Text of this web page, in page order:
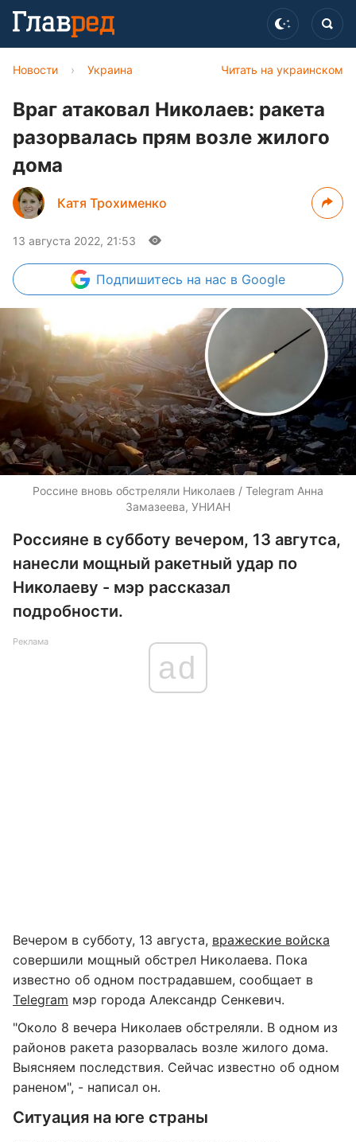
Читать на украинском
Новости › Украина
Враг атаковал Николаев: ракета
разорвалась прям возле жилого
дома
Катя Трохименко
13 августа 2022, 21:53
Подпишитесь на нас в Google
Россине вновь обстреляли Николаев / Telegram Анна
Замазеева, УНИАН
Россияне в субботу вечером, 13 авгутса,
нанесли мощный ракетный удар по
Николаеву - мэр рассказал
подробности.
Реклама
ad
Вечером в субботу, 13 августа, вражеские войска
совершили мощный обстрел Николаева. Пока
известно об одном пострадавшем, сообщает в
Telegram мэр города Александр Сенкевич.
"Около 8 вечера Николаев обстреляли. В одном из
районов ракета разорвалась возле жилого дома.
Выясняем последствия. Сейчас известно об одном
раненом", - написал он.
Ситуация на юге страны